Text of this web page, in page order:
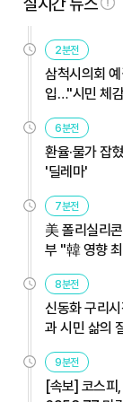
2분전
삼척시의회
입…"시민 체
6분전
환율·물가 잡
'딜레마'
7분전
美 폴리실리
부 "韓 영향
8분전
신동화 구리
과 시민 삶의
9분전
[속보] 코스